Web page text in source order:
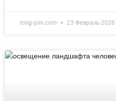
long-join.com 23 Февраль 2026